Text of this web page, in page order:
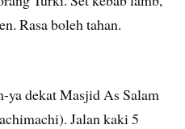
Rasa boleh tahan.
ya dekat Masjid As Salam
Jalan kaki 5